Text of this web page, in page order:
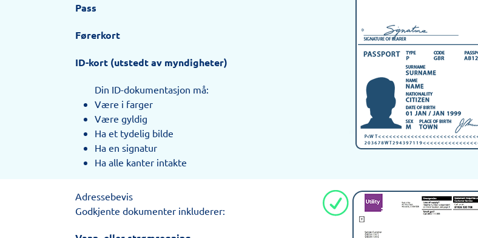
Pass
Førerkort
ID-kort (utstedt av myndigheter)
Din ID-dokumentasjon må:
Være i farger
Være gyldig
Ha et tydelig bilde
Ha en signatur
Ha alle kanter intakte
Adressebevis
Godkjente dokumenter inkluderer: